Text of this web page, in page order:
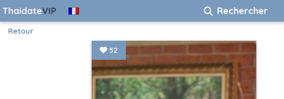
Rechercher
Retour
52